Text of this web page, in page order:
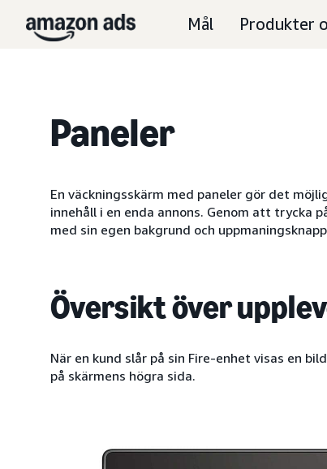
Mål Produkter
Paneler
En väckningsskärm med paneler gör det
innehåll i en enda annons. Genom att trycka
med sin egen bakgrund och
Översikt över
När en kund slår på sin Fire-enhet visas en
på skärmens högra sida.